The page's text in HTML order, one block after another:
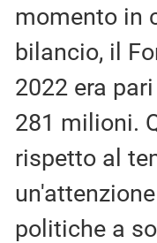
momento in
bilancio, il
2022 era
281 milioni.
rispetto al
politiche a